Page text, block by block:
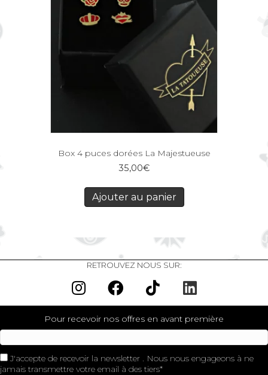
Box 4 puces dorées La Majestueuse
35,00€
Ajouter au panier
RETROUVEZ NOUS SUR:
Pour recevoir nos offres en avant première
J'accepte de recevoir la newsletter . Nous nous engageons à ne
jamais transmettre votre email à des tiers